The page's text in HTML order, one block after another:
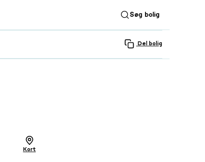
Søg bolig
Del bolig
Kort